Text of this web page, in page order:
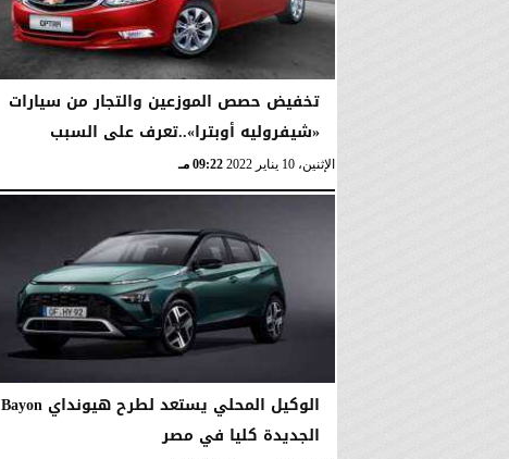
تخفيض حصص الموزعين والتجار من سيارات
«شيفروليه أوبترا»..تعرف على السبب
الإثنين، 10 يناير 2022 09:22 مـ
الوكيل المحلي يستعد لطرح هيونداي Bayon
الجديدة كليا في مصر